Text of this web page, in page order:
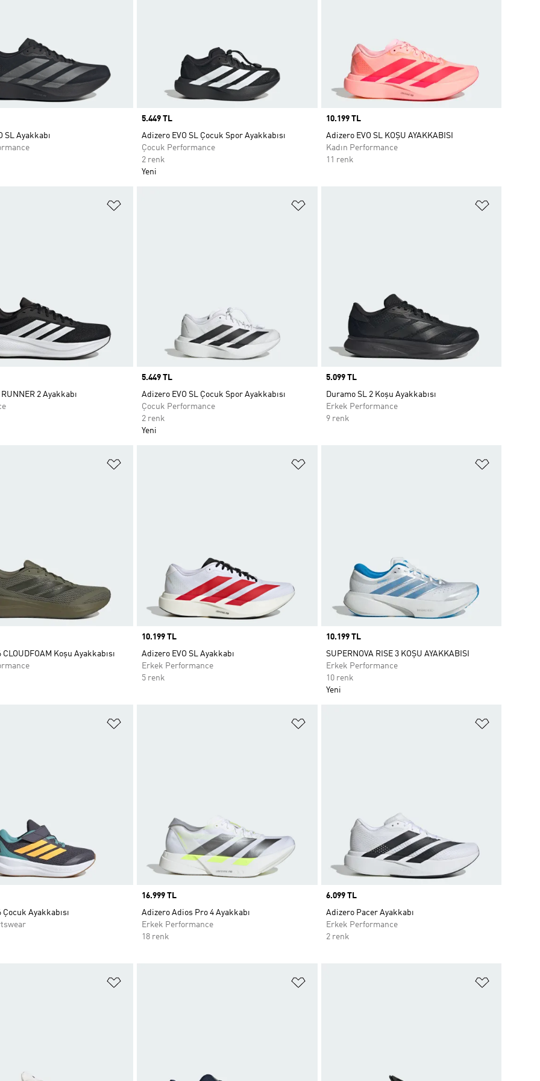
SL Ayakkabı
Price
5.449 TL
Adizero EVO SL Çocuk Spor Ayakkabısı
Çocuk Performance
2 renk
Yeni
Price
10.199 TL
Adizero EVO SL KOŞU AYAKKABISI
Kadın Performance
11 renk
RUNNER 2 Ayakkabı
Price
5.449 TL
Adizero EVO SL Çocuk Spor Ayakkabısı
Çocuk Performance
2 renk
Yeni
Price
5.099 TL
Duramo SL 2 Koşu Ayakkabısı
Erkek Performance
9 renk
Koşu Ayakkabısı
Price
10.199 TL
Adizero EVO SL Ayakkabı
Erkek Performance
5 renk
Price
10.199 TL
SUPERNOVA RISE 3 KOŞU AYAKKABISI
Erkek Performance
10 renk
Yeni
Çocuk Ayakkabısı
Price
16.999 TL
Adizero Adios Pro 4 Ayakkabı
Erkek Performance
18 renk
Price
6.099 TL
Adizero Pacer Ayakkabı
Erkek Performance
2 renk